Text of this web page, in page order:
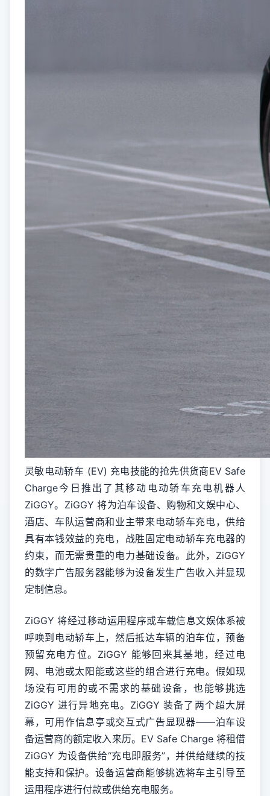
灵敏电动轿车 (EV) 充电技能的抢先供货商EV Safe
Charge今日推出了其移动电动轿车充电机器人
ZiGGY。ZiGGY 将为泊车设备、购物和文娱中心、
酒店、车队运营商和业主带来电动轿车充电，供给
具有本钱效益的充电，战胜固定电动轿车充电器的
约束，而无需贵重的电力基础设备。此外，ZiGGY
的数字广告服务器能够为设备发生广告收入并显现
定制信息。
ZiGGY 将经过移动运用程序或车载信息文娱体系被
呼唤到电动轿车上，然后抵达车辆的泊车位，预备
预留充电方位。ZiGGY 能够回来其基地，经过电
网、电池或太阳能或这些的组合进行充电。假如现
场没有可用的或不需求的基础设备，也能够挑选
ZiGGY 进行异地充电。ZiGGY 装备了两个超大屏
幕，可用作信息亭或交互式广告显现器——泊车设
备运营商的额定收入来历。EV Safe Charge 将租借
ZiGGY 为设备供给“充电即服务”，并供给继续的技
能支持和保护。设备运营商能够挑选将车主引导至
运用程序进行付款或供给充电服务。